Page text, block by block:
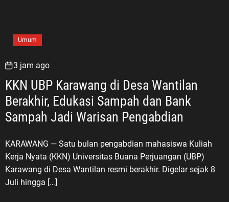
Umum
3 jam ago
KKN UBP Karawang di Desa Wantilan
Berakhir, Edukasi Sampah dan Bank
Sampah Jadi Warisan Pengabdian
KARAWANG — Satu bulan pengabdian mahasiswa Kuliah
Kerja Nyata (KKN) Universitas Buana Perjuangan (UBP)
Karawang di Desa Wantilan resmi berakhir. Digelar sejak 8
Juli hingga […]